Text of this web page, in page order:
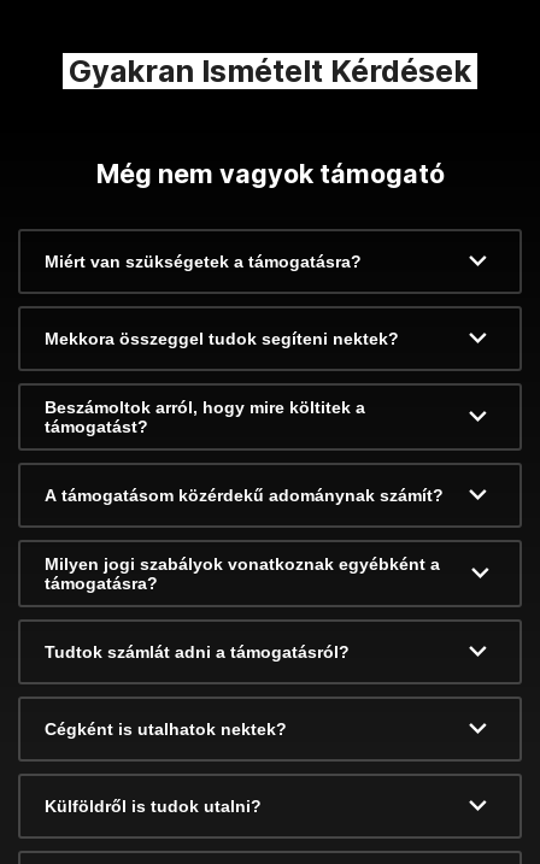
Gyakran Ismételt Kérdések
Még nem vagyok támogató
Miért van szükségetek a támogatásra?
Mekkora összeggel tudok segíteni nektek?
Beszámoltok arról, hogy mire költitek a
támogatást?
A támogatásom közérdekű adománynak számít?
Milyen jogi szabályok vonatkoznak egyébként a
támogatásra?
Tudtok számlát adni a támogatásról?
Cégként is utalhatok nektek?
Külföldről is tudok utalni?